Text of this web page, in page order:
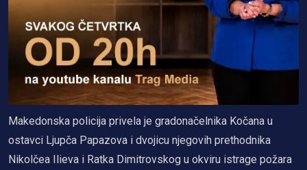
Makedonska policija privela je gradonačelnika Kočana u
ostavci Ljupča Papazova i dvojicu njegovih prethodnika
Nikolčea Ilieva i Ratka Dimitrovskog u okviru istrage požara